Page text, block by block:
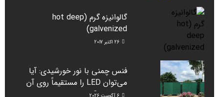
گالوانیزه گرم (hot deep
galvenized)
26 اکتبر 2017
فنس چمنی با نور خورشیدی: آیا
می‌توان LED را مستقیماً روی آن
نصب کرد؟